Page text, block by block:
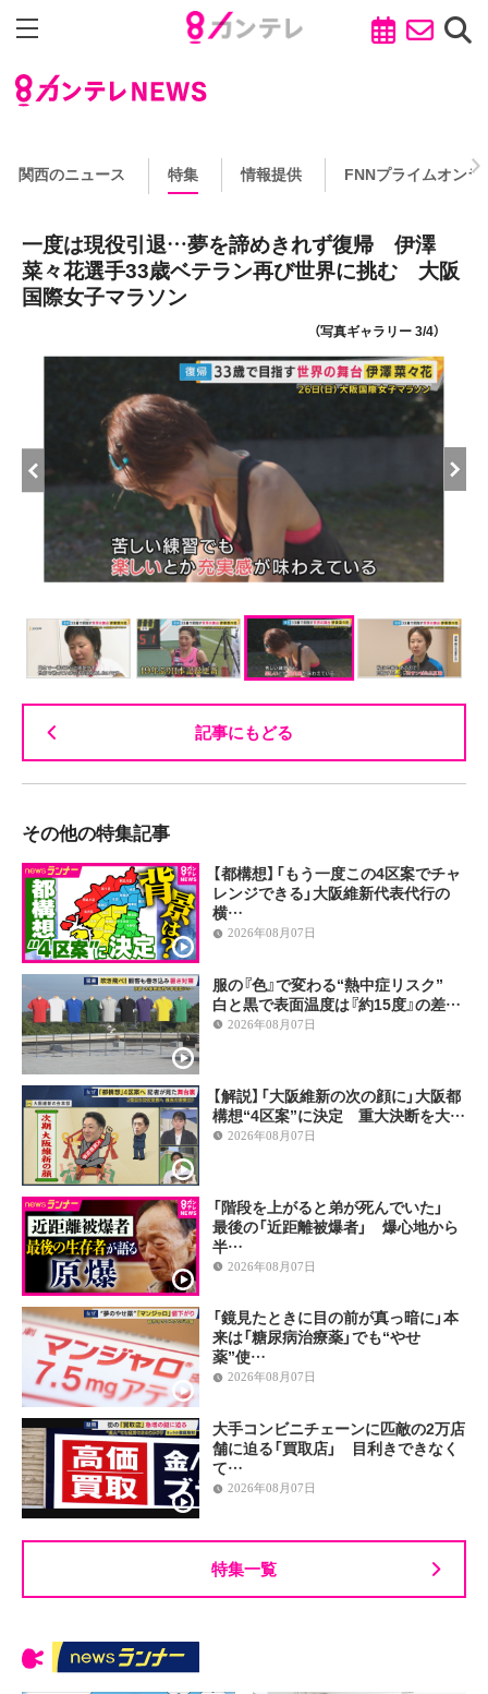
関西のニュース 特集 情報提供 FNNプライムオンラ
一度は現役引退…夢を諦めきれず復帰 伊澤
菜々花選手33歳ベテラン再び世界に挑む 大阪
国際女子マラソン
（写真ギャラリー 3/4）
記事にもどる
その他の特集記事
【都構想】「もう一度この4区案でチャ
レンジできる」大阪維新代表代行の
横…
2026年08月07日
服の『色』で変わる“熱中症リスク”
白と黒で表面温度は『約15度』の差…
2026年08月07日
【解説】「大阪維新の次の顔に」大阪都
構想“4区案”に決定 重大決断を大…
2026年08月07日
「階段を上がると弟が死んでいた」
最後の「近距離被爆者」 爆心地から
半…
2026年08月07日
「鏡見たときに目の前が真っ暗に」本
来は「糖尿病治療薬」でも“やせ
薬”使…
2026年08月07日
大手コンビニチェーンに匹敵の2万店
舗に迫る「買取店」 目利きできなく
て…
2026年08月07日
特集一覧